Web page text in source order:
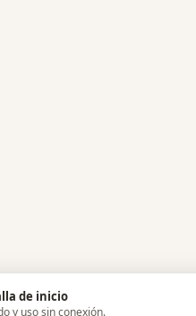
de inicio
y uso sin conexión.